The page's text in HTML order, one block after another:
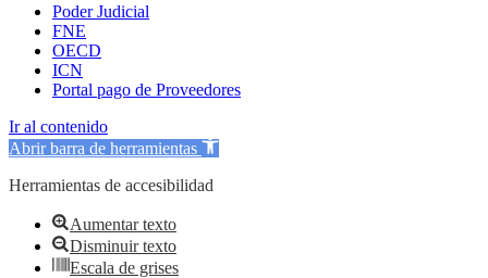
Poder Judicial
FNE
OECD
ICN
Portal pago de Proveedores
Ir al contenido
Abrir barra de herramientas
Herramientas de accesibilidad
Aumentar texto
Disminuir texto
Escala de grises